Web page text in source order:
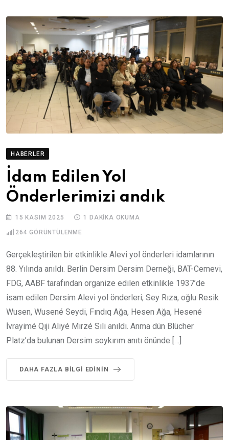
HABERLER
İdam Edilen Yol
Önderlerimizi andık
15 KASIM 2025 1 DAKIKA OKUMA
264 GÖRÜNTÜLENME
Gerçekleştirilen bir etkinlikle Alevi yol önderleri idamlarının
88. Yılında anıldı. Berlin Dersim Dersim Derneği, BAT-Cemevi,
FDG, AABF tarafından organize edilen etkinlikle 1937’de
isam edilen Dersim Alevi yol önderleri; Sey Rıza, oğlu Resik
Wusen, Wusené Seydi, Fındıq Ağa, Hesen Ağa, Hesené
İvrayimé Qıji Aliyé Mırzé Sıli anıldı. Anma dün Blücher
Platz’da bulunan Dersim soykırım anıtı önünde […]
DAHA FAZLA BILGI EDININ